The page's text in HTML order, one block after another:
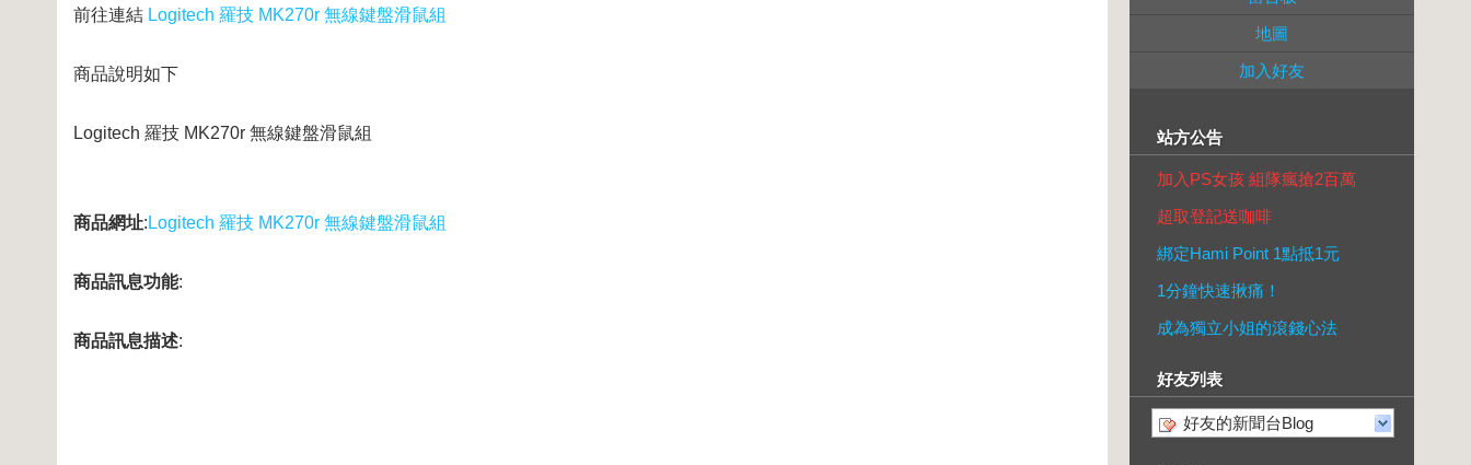
前往連結 Logitech 羅技 MK270r 無線鍵盤滑鼠組
商品說明如下
Logitech 羅技 MK270r 無線鍵盤滑鼠組
商品網址: Logitech 羅技 MK270r 無線鍵盤滑鼠組
商品訊息功能:
商品訊息描述:
地圖
加入好友
站方公告
加入PS女孩 組隊瘋搶2百萬
超取登記送咖啡
綁定Hami Point 1點抵1元
1分鐘快速揪痛！
成為獨立小姐的滾錢心法
好友列表
好友的新聞台Blog